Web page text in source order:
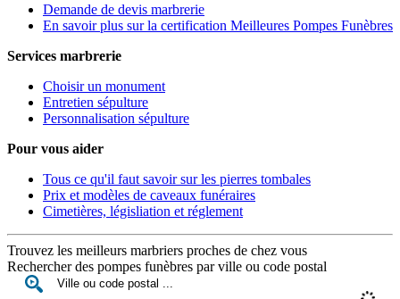
Demande de devis marbrerie
En savoir plus sur la certification Meilleures Pompes Funèbres
Services marbrerie
Choisir un monument
Entretien sépulture
Personnalisation sépulture
Pour vous aider
Tous ce qu'il faut savoir sur les pierres tombales
Prix et modèles de caveaux funéraires
Cimetières, législiation et réglement
Trouvez les meilleurs marbriers proches de chez vous
Rechercher des pompes funèbres par ville ou code postal